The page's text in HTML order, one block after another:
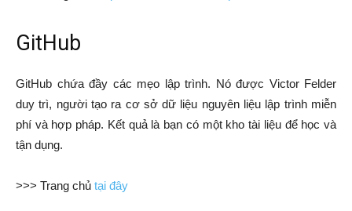
GitHub
GitHub chứa đầy các mẹo lập trình. Nó được Victor Felder
duy trì, người tạo ra cơ sở dữ liệu nguyên liệu lập trình miễn
phí và hợp pháp. Kết quả là bạn có một kho tài liệu để học và
tận dụng.
>>> Trang chủ tại đây